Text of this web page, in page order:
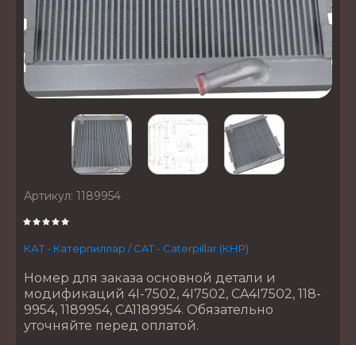
Артикул: 1189954
КАТ - Катерпиллар / CAT - Caterpillar (КНР)
Номер для заказа основной детали и
модификаций 4I-7502, 4I7502, CA4I7502, 118-
9954, 1189954, CA1189954. Обязательно
уточняйте перед оплатой.